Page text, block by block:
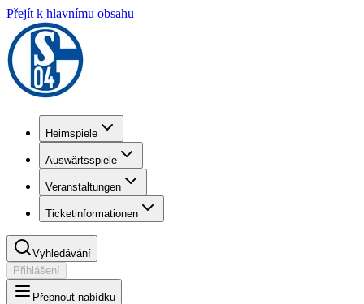
Přejít k hlavnímu obsahu
Heimspiele
Auswärtsspiele
Veranstaltungen
Ticketinformationen
Vyhledávání
Přihlášení
Přepnout nabídku